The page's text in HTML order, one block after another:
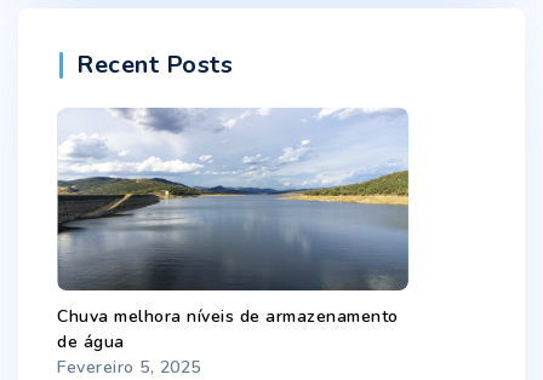
Recent Posts
Chuva melhora níveis de armazenamento
de água
Fevereiro 5, 2025